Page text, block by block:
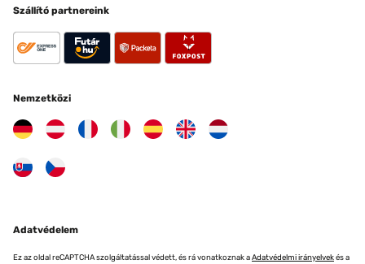
Szállító partnereink
Nemzetközi
Adatvédelem
Ez az oldal reCAPTCHA szolgáltatással védett, és rá vonatkoznak aAdatvédelmi irányelvekés a